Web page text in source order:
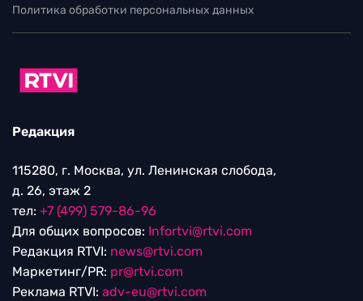
Политика обработки персональных данных
Редакция
115280, г. Москва, ул. Ленинская слобода,
д. 26, этаж 2
тел: +7 (499) 579-86-96
Для общих вопросов: Infortvi@rtvi.com
Редакция RTVI: news@rtvi.com
Маркетинг/PR: pr@rtvi.com
Реклама RTVI: adv-eu@rtvi.com